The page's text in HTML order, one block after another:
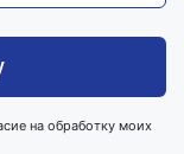
на обработку моих